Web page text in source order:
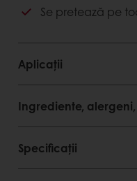
Stabilitate
Evită migrarea
în aplicațiile
Se pretează pe
(injectare,
Gust plăcut de
Textură fină,
Se pretează pe
Aplicații
Ingrediente,
Specificații